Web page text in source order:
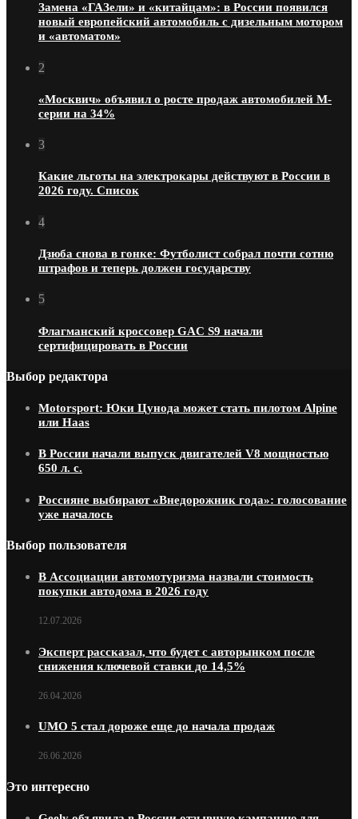
Замена «ГАЗели» и «китайцам»: в России появился
новый европейский автомобиль с дизельным мотором
и «автоматом»
2
«Москвич» объявил о росте продаж автомобилей М-
серии на 34%
3
Какие льготы на электрокары действуют в России в
2026 году. Список
4
Дзюба снова в гонке: Футболист собрал почти сотню
штрафов и теперь должен государству
5
Флагманский кроссовер GAC S9 начали
сертифицировать в России
Выбор редактора
Motorsport: Юки Цунода может стать пилотом Alpine
или Haas
В России начали выпуск двигателей V8 мощностью
650 л. с.
Россияне выбирают «Внедорожник года»: голосование
уже началось
Выбор пользователя
В Ассоциации автомотуризма назвали стоимость
покупки автодома в 2026 году
12.07.2026
Эксперт рассказал, что будет с авторынком после
снижения ключевой ставки до 14,5%
26.04.2026
UMO 5 стал дороже еще до начала продаж
26.06.2026
Это интересно